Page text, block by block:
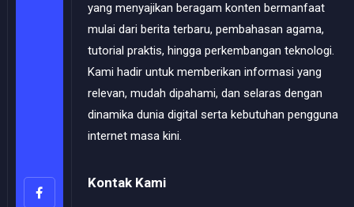
yang menyajikan beragam konten bermanfaat
mulai dari berita terbaru, pembahasan agama,
tutorial praktis, hingga perkembangan teknologi.
Kami hadir untuk memberikan informasi yang
relevan, mudah dipahami, dan selaras dengan
dinamika dunia digital serta kebutuhan pengguna
internet masa kini.
Kontak Kami